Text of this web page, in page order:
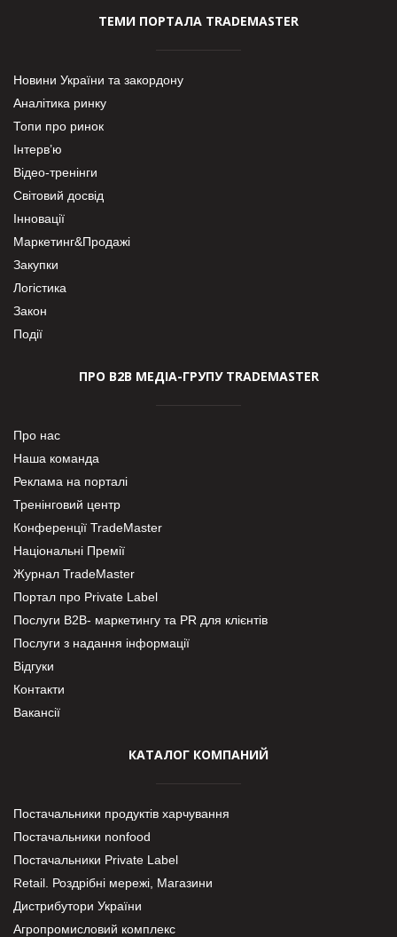
ТЕМИ ПОРТАЛА TRADEMASTER
Новини України та закордону
Аналітика ринку
Топи про ринок
Інтерв’ю
Відео-тренінги
Світовий досвід
Інновації
Маркетинг&Продажі
Закупки
Логістика
Закон
Події
ПРО В2В МЕДІА-ГРУПУ TRADEMASTER
Про нас
Наша команда
Реклама на порталі
Тренінговий центр
Конференції TradeMaster
Національні Премії
Журнал TradeMaster
Портал про Private Label
Послуги В2В- маркетингу та PR для клієнтів
Послуги з надання інформації
Відгуки
Контакти
Вакансії
КАТАЛОГ КОМПАНИЙ
Постачальники продуктів харчування
Постачальники nonfood
Постачальники Private Label
Retail. Роздрібні мережі, Магазини
Дистрибутори України
Агропромисловий комплекс